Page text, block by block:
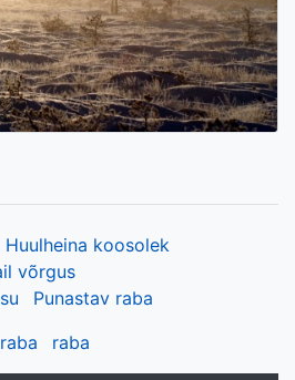
Huulheina koosolek
võrgus
Punastav raba
raba